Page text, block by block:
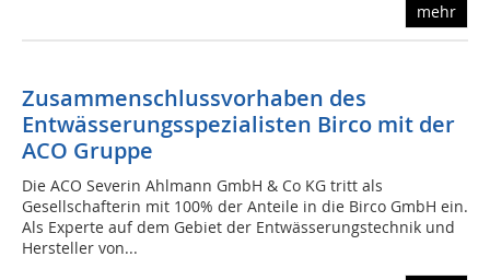
mehr
Zusammenschlussvorhaben des
Entwässerungsspezialisten Birco mit der
ACO Gruppe
Die ACO Severin Ahlmann GmbH & Co KG tritt als
Gesellschafterin mit 100% der Anteile in die Birco GmbH ein.
Als Experte auf dem Gebiet der Entwässerungstechnik und
Hersteller von...